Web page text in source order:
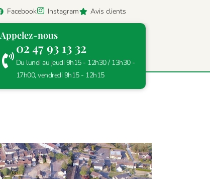
Facebook Instagram Avis clients
Appelez-nous
02 47 93 13 32
Du lundi au jeudi 9h15 - 12h30 / 13h30 -
17h00, vendredi 9h15 - 12h15